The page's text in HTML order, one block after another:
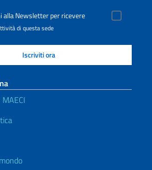
alla Newsletter per ricevere
di questa sede